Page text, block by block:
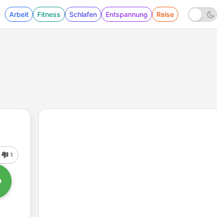
Arbeit Fitness Schlafen Entspannung Reise
1